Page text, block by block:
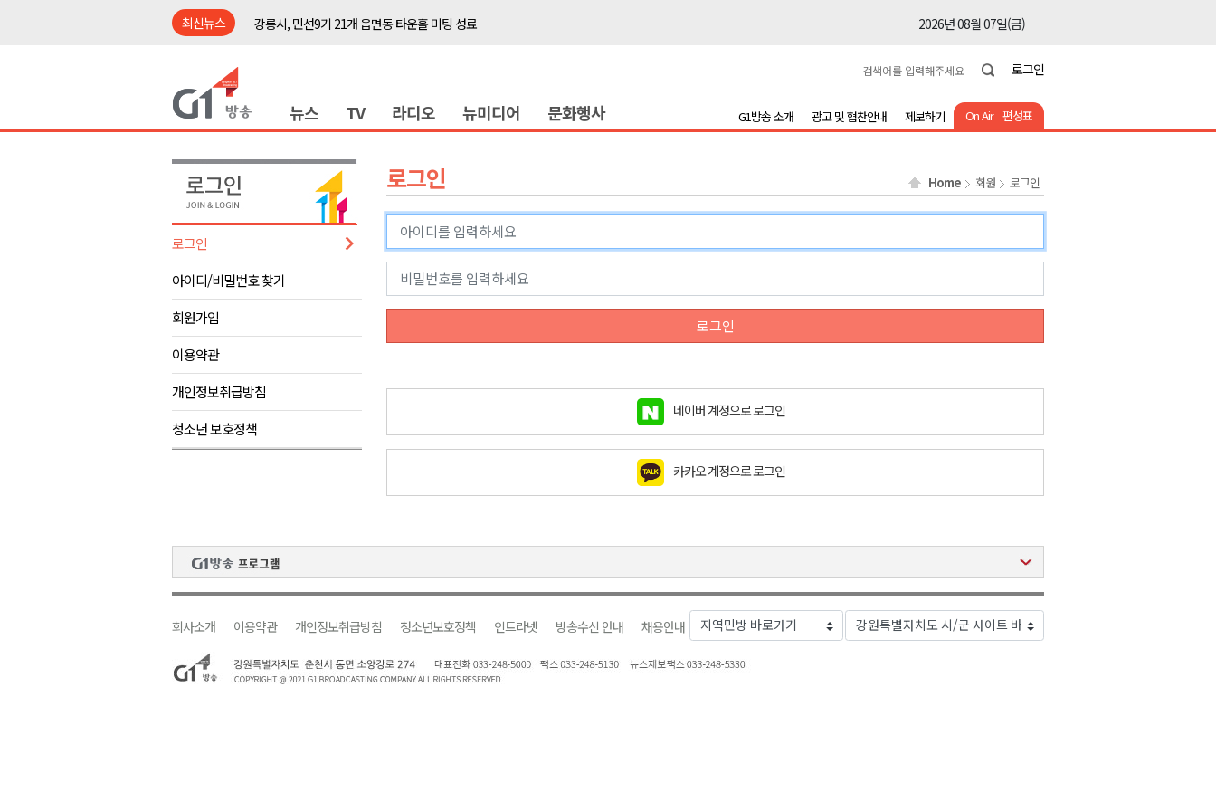
최신뉴스
강릉시, 민선9기 21개 읍면동 타운홀 미팅 성료
2026년 08월 07일(금)
2026년 08월 07일(금)
<강원랜드> 마카오 카지노 "복합리조트로 진화 중"
2026년 08월 07일(금)
강원도립대학교, 하반기 평생교육원 수강생 모집
태백시, 28~29일 제5회 황부자 며느리 축제
2026년 08월 07일(금)
오늘 극한폭염 계속..낮 최고 ‘영상 38도’
썩고, 무르고..농산물 피해 속출
2026년 08월 07일(금)
썩고, 무르고..농산물 피해 속출
강릉시, 민선9기 21개 읍면동 타운홀 미팅 성료
2026년 08월 07일(금)
양구군, 원주환경청에 비점오염저감 사업 등 건의
2026년 08월 07일(금)
<강원랜드> 관광객이 인구 3배..싱가포르 복합리조트
<강원랜드> 마카오 카지노 "복합리조트로 진화 중"
원주시, 하반기 중소기업육성자금 지원 접수
썩고, 무르고..농산물 피해 속출
2026년 08월 07일(금)
로그인
뉴스 TV 라디오 뉴미디어 문화행사 On Air 편성표
G1방송 소개 광고 및 협찬안내 제보하기
로그인
아이디/비밀번호 찾기
회원가입
이용약관
개인정보취급방침
청소년 보호정책
로그인 Home 회원 로그인
로그인
네이버 계정으로 로그인
카카오 계정으로 로그인
회사소개 이용약관 개인정보취급방침 청소년보호정책 인트라넷 방송수신 안내 채용안내